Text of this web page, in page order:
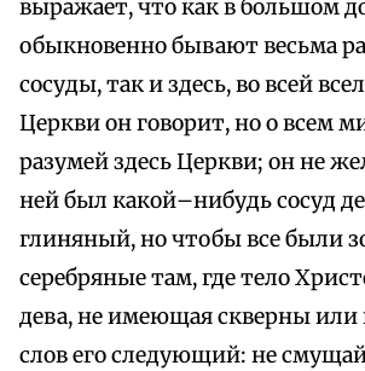
выражает, что как в большом
обыкновенно бывают весьма
сосуды, так и здесь, во всей
Церкви он говорит, но о всем
разумей здесь Церкви; он не
ней был какой–нибудь сосуд
глиняный, но чтобы все были
серебряные там, где тело
дева, не имеющая скверны или
слов его следующий: не